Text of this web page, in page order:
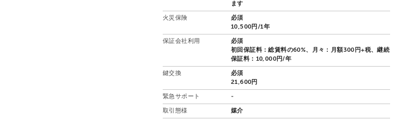
ます
火災保険
必須
10,500円/1年
保証会社利用
必須
初回保証料：総賃料の60%、月々：月額300円+税、継続
保証料：10,000円/年
鍵交換
必須
21,600円
緊急サポート -
取引態様 媒介